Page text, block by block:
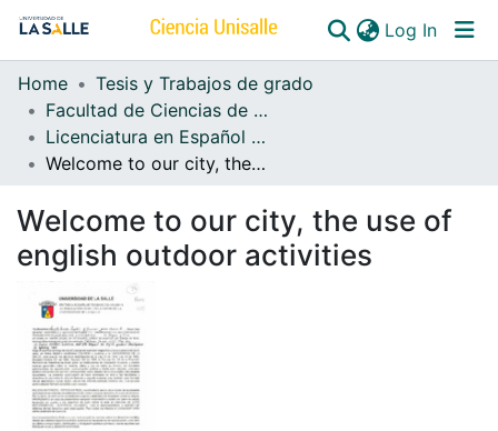
Log In
Communities & Collections
All of DSpace
Home
Tesis y Trabajos de grado
Facultad de Ciencias de la Educación
Licenciatura en Español y Lenguas Extranjeras
Welcome to our city, the use of english outdoor activities
Welcome to our city, the use of
english outdoor activities